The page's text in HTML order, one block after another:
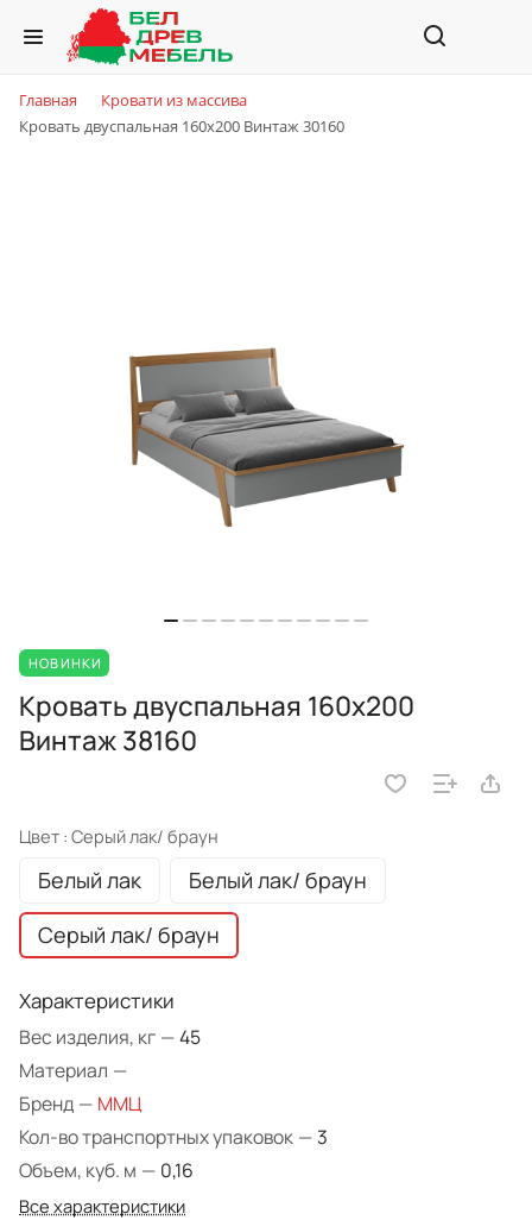
Главная
Кровати из массива
Кровать двуспальная 160х200 Винтаж 30160
НОВИНКИ
Кровать двуспальная 160х200
Винтаж 38160
Цвет : Серый лак/ браун
Белый лак
Белый лак/ браун
Серый лак/ браун
Характеристики
Вес изделия, кг —45
Материал —
Бренд — ММЦ
Кол-во транспортных упаковок — 3
Объем, куб. м — 0,16
Все характеристики